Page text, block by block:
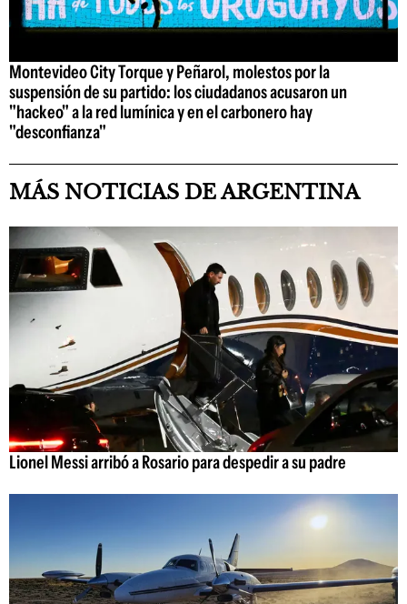
Montevideo City Torque y Peñarol, molestos por la
suspensión de su partido: los ciudadanos acusaron un
"hackeo" a la red lumínica y en el carbonero hay
"desconfianza"
MÁS NOTICIAS DE ARGENTINA
Lionel Messi arribó a Rosario para despedir a su padre